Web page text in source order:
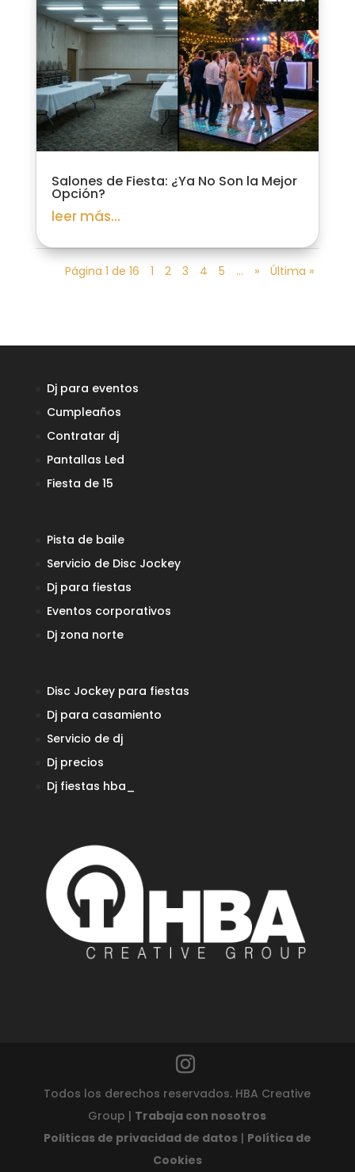
Salones de Fiesta: ¿Ya No Son la Mejor
Opción?
leer más...
Página 1 de 16 1 2 3 4 5 ... » Última »
Dj para eventos
Cumpleaños
Contratar dj
Pantallas Led
Fiesta de 15
Pista de baile
Servicio de Disc Jockey
Dj para fiestas
Eventos corporativos
Dj zona norte
Disc Jockey para fiestas
Dj para casamiento
Servicio de dj
Dj precios
Dj fiestas hba_
Todos los derechos reservados. HBA Creative
Group | Trabaja con nosotros
Politicas de privacidad de datos| Política de
Cookies